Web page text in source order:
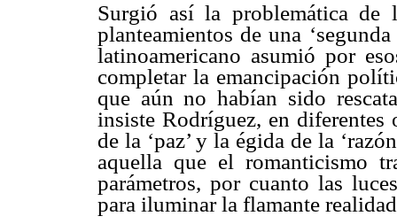
Surgió así la problemática de
planteamientos de una
latinoamericano asumió por
completar la emancipación
que aún no habían sido
insiste Rodríguez, en diferentes
de la ‘paz’ y la égida de la
aquella que el romanticismo
parámetros, por cuanto las
para iluminar la flamante